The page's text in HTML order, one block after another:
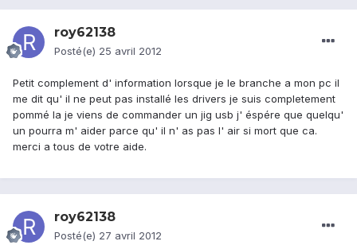
roy62138
Posté(e) 25 avril 2012
Petit complement d' information lorsque je le branche a mon pc il
me dit qu' il ne peut pas installé les drivers je suis completement
pommé la je viens de commander un jig usb j' éspére que quelqu'
un pourra m' aider parce qu' il n' as pas l' air si mort que ca.
merci a tous de votre aide.
roy62138
Posté(e) 27 avril 2012